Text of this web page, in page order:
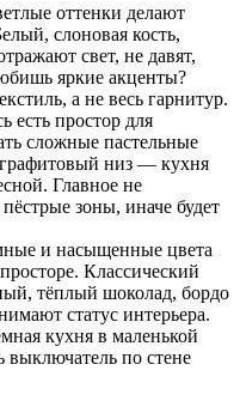
оттенки делают
слоновая кость,
свет, не давят,
яркие акценты?
а не весь гарнитур.
есть простор для
сложные пастельные
низ — кухня
Главное не
зоны, иначе будет
и насыщенные цвета
Классический
тёплый шоколад, бордо
статус интерьера.
кухня в маленькой
выключатель по стене